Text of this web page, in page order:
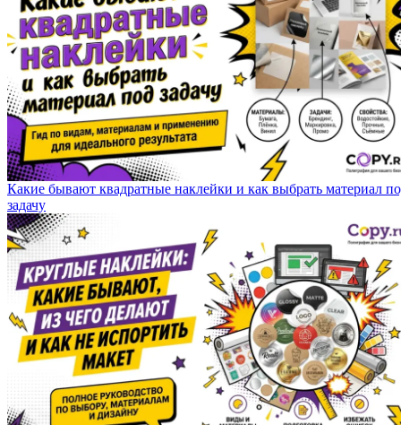
Какие бывают квадратные наклейки и как выбрать материал
задачу